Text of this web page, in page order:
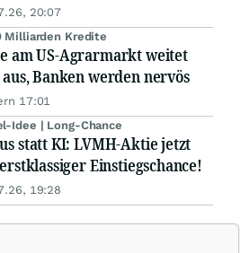
20:07
Milliarden Kredite
am US-Agrarmarkt weitet
Banken werden nervös
17:01
Idee | Long-Chance
statt KI: LVMH-Aktie jetzt
Einstiegschance!
19:28